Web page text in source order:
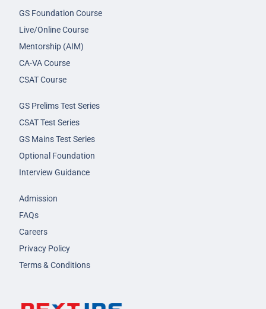
GS Foundation Course
Live/Online Course
Mentorship (AIM)
CA-VA Course
CSAT Course
GS Prelims Test Series
CSAT Test Series
GS Mains Test Series
Optional Foundation
Interview Guidance
Admission
FAQs
Careers
Privacy Policy
Terms & Conditions